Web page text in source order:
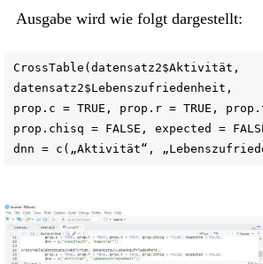
Ausgabe wird wie folgt dargestellt:
CrossTable(datensatz2$Aktivität,
datensatz2$Lebenszufriedenheit,
prop.c = TRUE, prop.r = TRUE,
prop.chisq = FALSE, expected =
dnn = c(„Aktivität“,